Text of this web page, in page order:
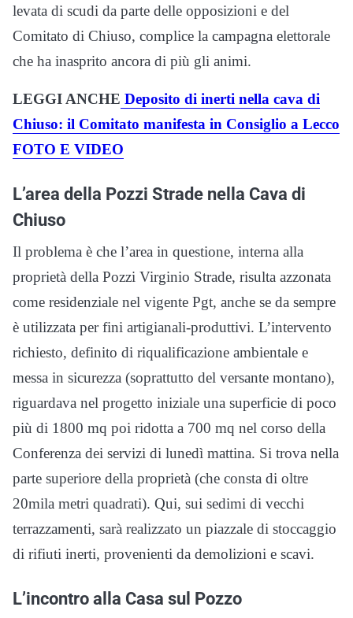
levata di scudi da parte delle opposizioni e del
Comitato di Chiuso, complice la campagna elettorale
che ha inasprito ancora di più gli animi.
LEGGI ANCHE Deposito di inerti nella cava di
Chiuso: il Comitato manifesta in Consiglio a Lecco
FOTO E VIDEO
L’area della Pozzi Strade nella Cava di
Chiuso
Il problema è che l’area in questione, interna alla
proprietà della Pozzi Virginio Strade, risulta azzonata
come residenziale nel vigente Pgt, anche se da sempre
è utilizzata per fini artigianali-produttivi. L’intervento
richiesto, definito di riqualificazione ambientale e
messa in sicurezza (soprattutto del versante montano),
riguardava nel progetto iniziale una superficie di poco
più di 1800 mq poi ridotta a 700 mq nel corso della
Conferenza dei servizi di lunedì mattina. Si trova nella
parte superiore della proprietà (che consta di oltre
20mila metri quadrati). Qui, sui sedimi di vecchi
terrazzamenti, sarà realizzato un piazzale di stoccaggio
di rifiuti inerti, provenienti da demolizioni e scavi.
L’incontro alla Casa sul Pozzo